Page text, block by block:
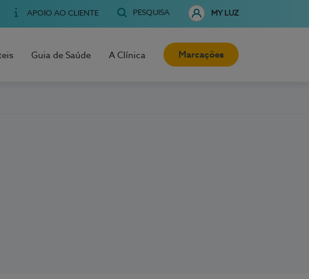
APOIO AO CLIENTE PESQUISA MY LUZ
Guia de Saúde A Clínica Marcações